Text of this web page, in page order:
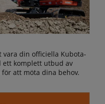
vara din officiella Kubota-
ett komplett utbud av
att möta dina behov.